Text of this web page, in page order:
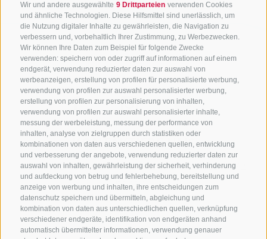
Wir und andere ausgewählte 9 Drittparteien verwenden Cookies
und ähnliche Technologien. Diese Hilfsmittel sind unerlässlich, um
die Nutzung digitaler Inhalte zu gewährleisten, die Navigation zu
verbessern und, vorbehaltlich Ihrer Zustimmung, zu Werbezwecken.
Wir können Ihre Daten zum Beispiel für folgende Zwecke
verwenden: speichern von oder zugriff auf informationen auf einem
endgerät, verwendung reduzierter daten zur auswahl von
werbeanzeigen, erstellung von profilen für personalisierte werbung,
verwendung von profilen zur auswahl personalisierter werbung,
erstellung von profilen zur personalisierung von inhalten,
verwendung von profilen zur auswahl personalisierter inhalte,
messung der werbeleistung, messung der performance von
inhalten, analyse von zielgruppen durch statistiken oder
kombinationen von daten aus verschiedenen quellen, entwicklung
und verbesserung der angebote, verwendung reduzierter daten zur
auswahl von inhalten, gewährleistung der sicherheit, verhinderung
und aufdeckung von betrug und fehlerbehebung, bereitstellung und
anzeige von werbung und inhalten, ihre entscheidungen zum
datenschutz speichern und übermitteln, abgleichung und
kombination von daten aus unterschiedlichen quellen, verknüpfung
verschiedener endgeräte, identifikation von endgeräten anhand
automatisch übermittelter informationen, verwendung genauer
KONTAKTIERE UNS
+39 0472 765325/+39 0472 760608/+39 0472
632372
info@sterzing-ratschings.it